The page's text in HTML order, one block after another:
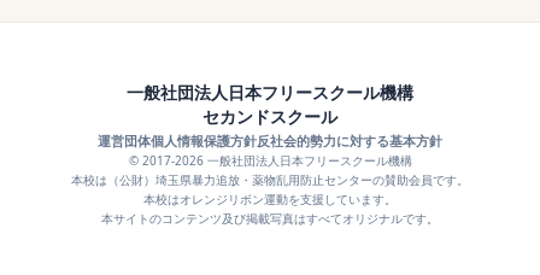
一般社団法人日本フリースクール機構
セカンドスクール
運営団体個人情報保護方針反社会的勢力に対する基本方針
© 2017-2026 一般社団法人日本フリースクール機構
本校は（公財）埼玉県暴力追放・薬物乱用防止センターの賛助会員です。
本校はオレンジリボン運動を支援しています。
本サイトのコンテンツ及び掲載写真はすべてオリジナルです。